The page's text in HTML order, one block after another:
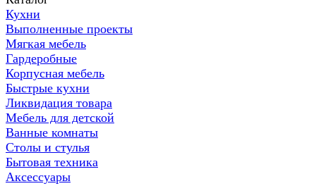
Кухни
Выполненные проекты
Мягкая мебель
Гардеробные
Корпусная мебель
Быстрые кухни
Ликвидация товара
Мебель для детской
Ванные комнаты
Столы и стулья
Бытовая техника
Аксессуары